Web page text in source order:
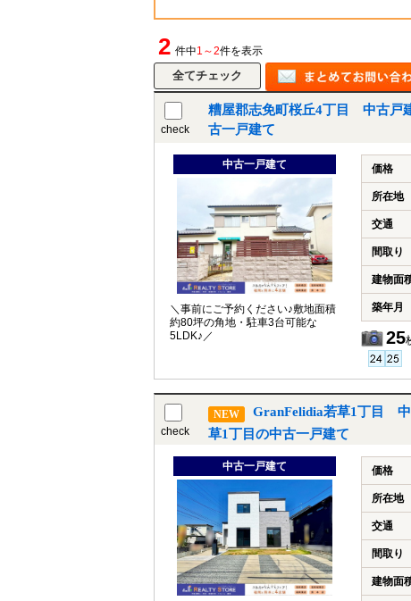
2 件中1～2件を表示
check
糟屋郡志免町桜丘4丁目 中古戸
古一戸建て
中古一戸建て
＼事前にご予約ください♪敷地面積
約80坪の角地・駐車3台可能な
5LDK♪／
価格
所在地
交通
間取り
建物面
築年月
25
check
NEW
GranFelidia若草1丁目
草1丁目の中古一戸建て
中古一戸建て 価格
所在地
交通
間取り
建物面